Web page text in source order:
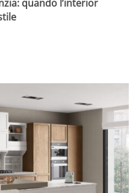
quando l’interior